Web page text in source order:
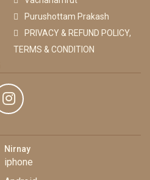
Purushottam Prakash
PRIVACY & REFUND POLICY,
TERMS & CONDITION
Nirnay
iphone